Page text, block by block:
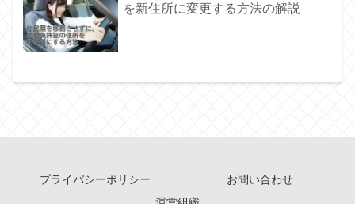
を新住所に変更する方法の解説
プライバシーポリシー
お問い合わせ